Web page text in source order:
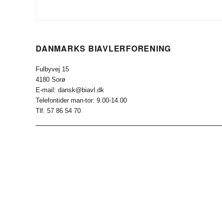
DANMARKS BIAVLERFORENING
Fulbyvej 15
4180 Sorø
E-mail: dansk@biavl.dk
Telefontider man-tor: 9.00-14.00
Tlf. 57 86 54 70